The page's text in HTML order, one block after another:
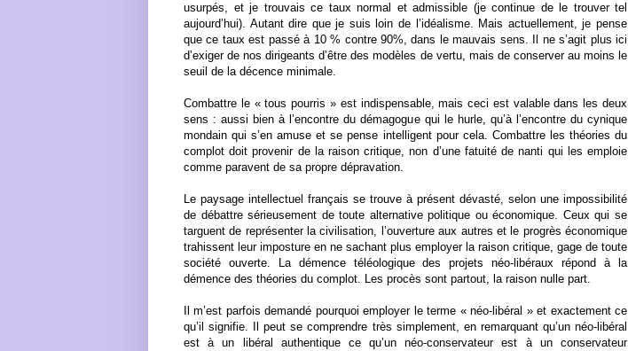
usurpés, et je trouvais ce taux normal et admissible (je continue de le trouver tel
aujourd’hui). Autant dire que je suis loin de l’idéalisme. Mais actuellement, je pense
que ce taux est passé à 10 % contre 90%, dans le mauvais sens. Il ne s’agit plus ici
d’exiger de nos dirigeants d’être des modèles de vertu, mais de conserver au moins le
seuil de la décence minimale.
Combattre le « tous pourris » est indispensable, mais ceci est valable dans les deux
sens : aussi bien à l’encontre du démagogue qui le hurle, qu’à l’encontre du cynique
mondain qui s’en amuse et se pense intelligent pour cela. Combattre les théories du
complot doit provenir de la raison critique, non d’une fatuité de nanti qui les emploie
comme paravent de sa propre dépravation.
Le paysage intellectuel français se trouve à présent dévasté, selon une impossibilité
de débattre sérieusement de toute alternative politique ou économique. Ceux qui se
targuent de représenter la civilisation, l’ouverture aux autres et le progrès économique
trahissent leur imposture en ne sachant plus employer la raison critique, gage de toute
société ouverte. La démence téléologique des projets néo-libéraux répond à la
démence des théories du complot. Les procès sont partout, la raison nulle part.
Il m’est parfois demandé pourquoi employer le terme « néo-libéral » et exactement ce
qu’il signifie. Il peut se comprendre très simplement, en remarquant qu’un néo-libéral
est à un libéral authentique ce qu’un néo-conservateur est à un conservateur